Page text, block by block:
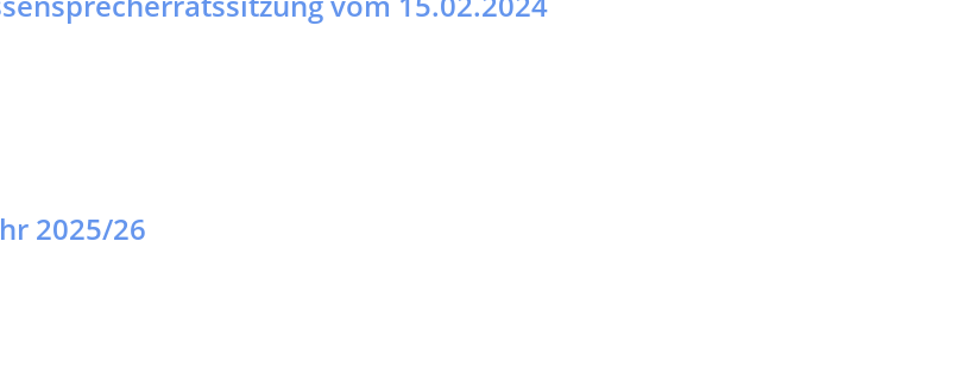
2025/26
Runde 3